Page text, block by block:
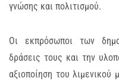
γνώσης και πολιτισμού.
Οι εκπρόσωποι των
δράσεις τους και την
αξιοποίηση του